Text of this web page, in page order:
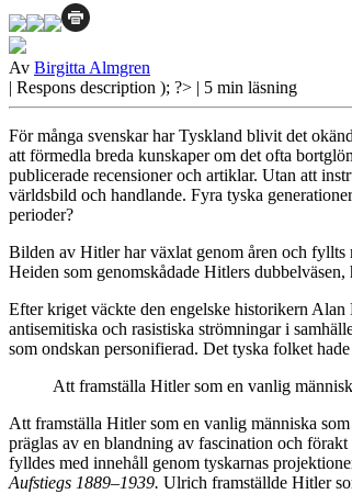
Av Birgitta Almgren
| Respons description ); ?> | 5 min läsning
För många svenskarhar Tyskland blivit det
att förmedla breda kunskaper om det ofta
publicerade recensioner och artiklar. Utan att
världsbild och handlande. Fyra tyska
perioder?
Bilden av Hitlerhar växlat genom åren och
Heiden som genomskådade Hitlers
Efter kriget väckte den engelske historikern
antisemitiska och rasistiska strömningar i
som ondskan personifierad. Det tyska folket
Att framställa Hitler som en vanlig
Att framställa Hitler som en vanlig människa
präglas av en blandning av fascination och
fylldes med innehåll genom tyskarnas
Aufstiegs 1889–1939. Ulrich framställde Hitler